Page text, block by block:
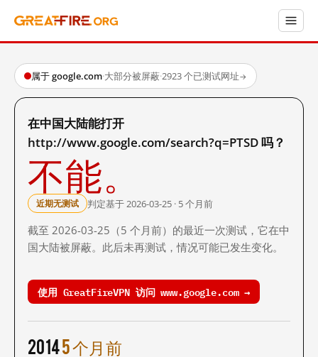
属于 google.com·大部分被屏蔽·2923 个已测试网址→
在中国大陆能打开
http://www.google.com/search?q=PTSD 吗？
不能。
近期无测试 判定基于 2026-03-25 · 5 个月前
截至 2026-03-25（5 个月前）的最近一次测试，它在中
国大陆被屏蔽。此后未再测试，情况可能已发生变化。
使用 GreatFireVPN 访问 www.google.com →
20145 个月前